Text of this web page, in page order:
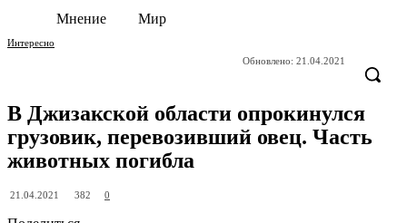
Мнение Мир
Интересно
Обновлено: 21.04.2021
В Джизакской области опрокинулся
грузовик, перевозивший овец. Часть
животных погибла
21.04.2021 382 0